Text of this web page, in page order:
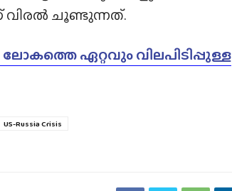
ചൂണ്ടുന്നത്.
ലോകത്തെ ഏറ്റവും വിലപിടിപ്പുള്ള
US-Russia Crisis